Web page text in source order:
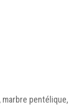
marbre pentélique,